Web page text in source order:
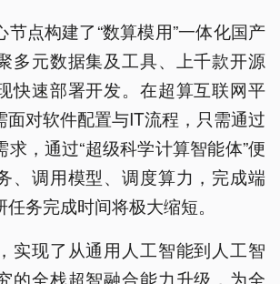
节点构建了“数算模用”一体化国产
多元数据集及工具、上千款开源
快速部署开发。在超算互联网平
面对软件配置与IT流程，只需通过
求，通过“超级科学计算智能体”便
、调用模型、调度算力，完成端
务完成时间将极大缩短。
实现了从通用人工智能到人工智
的全栈超智融合能力升级，为全